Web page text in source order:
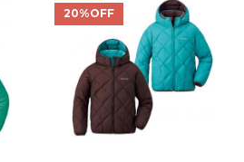
20%OFF